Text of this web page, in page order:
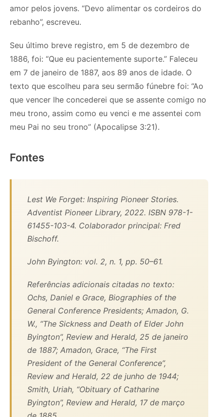
amor pelos jovens. “Devo alimentar os cordeiros do
rebanho”, escreveu.
Seu último breve registro, em 5 de dezembro de
1886, foi: “Que eu pacientemente suporte.” Faleceu
em 7 de janeiro de 1887, aos 89 anos de idade. O
texto que escolheu para seu sermão fúnebre foi: “Ao
que vencer lhe concederei que se assente comigo no
meu trono, assim como eu venci e me assentei com
meu Pai no seu trono” (Apocalipse 3:21).
Fontes
Lest We Forget: Inspiring Pioneer Stories.
Adventist Pioneer Library, 2022. ISBN 978-1-
61455-103-4. Colaborador principal: Fred
Bischoff.
John Byington: vol. 2, n. 1, pp. 50–61.
Referências adicionais citadas no texto:
Ochs, Daniel e Grace, Biographies of the
General Conference Presidents; Amadon, G.
W., “The Sickness and Death of Elder John
Byington”, Review and Herald, 25 de janeiro
de 1887; Amadon, Grace, “The First
President of the General Conference”,
Review and Herald, 22 de junho de 1944;
Smith, Uriah, “Obituary of Catharine
Byington”, Review and Herald, 17 de março